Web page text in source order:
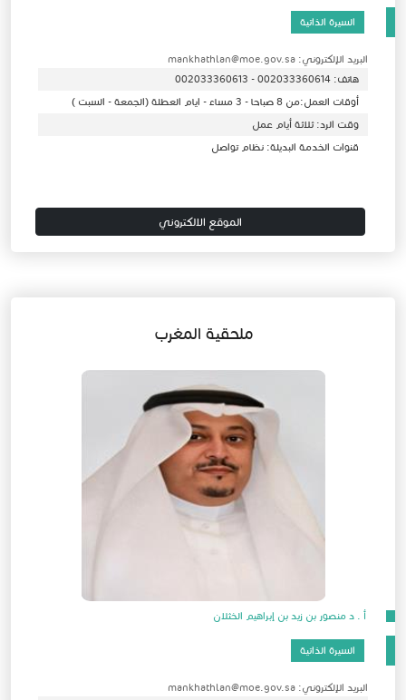
السيرة الذاتية
البريد الإلكتروني: mankhathlan@moe.gov.sa
هاتف: 002033360614 - 002033360613
أوقات العمل:من 8 صباحا - 3 مساء - ايام العطلة (الجمعة - السبت )
وقت الرد: ثلاثة أيام عمل
قنوات الخدمة البديلة: نظام تواصل
الموقع الالكتروني
ملحقية المغرب
أ . د منصور بن زيد بن إبراهيم الخثلان
السيرة الذاتية
البريد الإلكتروني: mankhathlan@moe.gov.sa